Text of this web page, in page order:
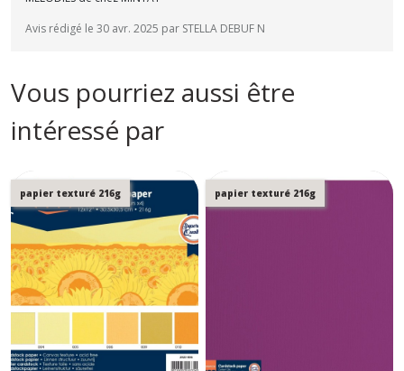
Avis rédigé le 30 avr. 2025 par STELLA DEBUF N
Vous pourriez aussi être
intéressé par
papier texturé 216g papier texturé 216g